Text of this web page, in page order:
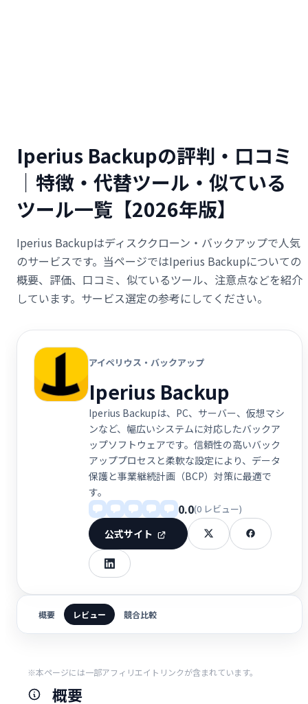
Iperius Backupの評判・口コミ
｜特徴・代替ツール・似ている
ツール一覧【2026年版】
Iperius Backupはディスククローン・バックアップで人気
のサービスです。当ページではIperius Backupについての
概要、評価、口コミ、似ているツール、注意点などを紹介
しています。サービス選定の参考にしてください。
アイペリウス・バックアップ
Iperius Backup
Iperius Backupは、PC、サーバー、仮想マシ
ンなど、幅広いシステムに対応したバックア
ップソフトウェアです。信頼性の高いバック
アッププロセスと柔軟な設定により、データ
保護と事業継続計画（BCP）対策に最適で
す。
0.0(0 レビュー)
公式サイト
概要 レビュー 競合比較
※本ページには一部アフィリエイトリンクが含まれています。
概要